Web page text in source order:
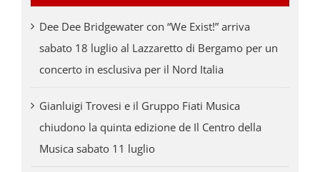
Dee Dee Bridgewater con “We Exist!” arriva
sabato 18 luglio al Lazzaretto di Bergamo per un
concerto in esclusiva per il Nord Italia
Gianluigi Trovesi e il Gruppo Fiati Musica
chiudono la quinta edizione de Il Centro della
Musica sabato 11 luglio